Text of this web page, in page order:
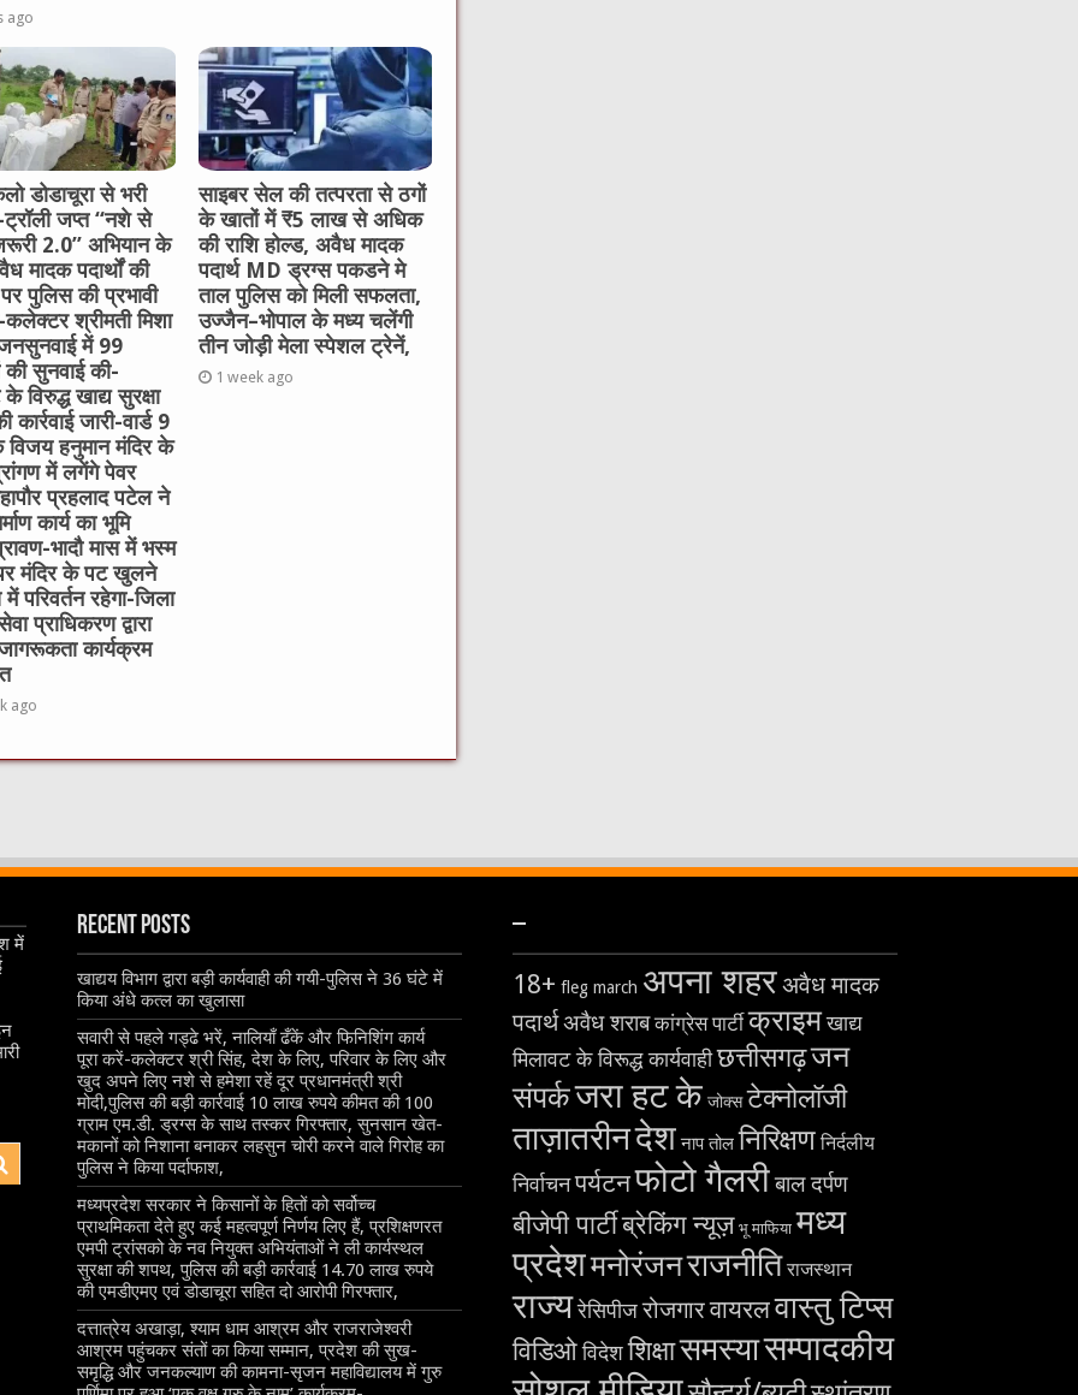
ago
डोडाचूरा से भरी
जप्त “नशे से
2.0” अभियान के
मादक पदार्थों की
पुलिस की प्रभावी
कलेक्टर श्रीमती मिशा
में 99
सुनवाई की-
विरुद्ध खाद्य सुरक्षा
कार्रवाई जारी-वार्ड 9
विजय हनुमान मंदिर के
में लगेंगे पेवर
प्रहलाद पटेल ने
कार्य का भूमि
भादौ मास में भस्म
मंदिर के पट खुलने
परिवर्तन रहेगा-जिला
प्राधिकरण द्वारा
कार्यक्रम
ago
साइबर सेल की तत्परता से ठगों
के खातों में ₹5 लाख से अधिक
की राशि होल्ड, अवैध मादक
पदार्थ MD ड्रग्स पकडने मे
ताल पुलिस को मिली सफलता,
उज्जैन–भोपाल के मध्य चलेंगी
तीन जोड़ी मेला स्पेशल ट्रेनें,
1 week ago
में
Recent Posts
खाद्यय विभाग द्वारा बड़ी कार्यवाही की गयी-पुलिस ने 36 घंटे में
किया अंधे कत्ल का खुलासा
सवारी से पहले गड्ढे भरें, नालियाँ ढँकें और फिनिशिंग कार्य
पूरा करें-कलेक्टर श्री सिंह, देश के लिए, परिवार के लिए और
खुद अपने लिए नशे से हमेशा रहें दूर प्रधानमंत्री श्री
मोदी,पुलिस की बड़ी कार्रवाई 10 लाख रुपये कीमत की 100
ग्राम एम.डी. ड्रग्स के साथ तस्कर गिरफ्तार, सुनसान खेत-
मकानों को निशाना बनाकर लहसुन चोरी करने वाले गिरोह का
पुलिस ने किया पर्दाफाश,
मध्यप्रदेश सरकार ने किसानों के हितों को सर्वोच्च
प्राथमिकता देते हुए कई महत्वपूर्ण निर्णय लिए हैं, प्रशिक्षणरत
एमपी ट्रांसको के नव नियुक्त अभियंताओं ने ली कार्यस्थल
सुरक्षा की शपथ, पुलिस की बड़ी कार्रवाई 14.70 लाख रुपये
की एमडीएमए एवं डोडाचूरा सहित दो आरोपी गिरफ्तार,
दत्तात्रेय अखाड़ा, श्याम धाम आश्रम और राजराजेश्वरी
आश्रम पहुंचकर संतों का किया सम्मान, प्रदेश की सुख-
समृद्धि और जनकल्याण की कामना-सृजन महाविद्यालय में गुरु
–
18+ fleg march अपना शहरअवैध मादक
पदार्थअवैध शराब कांग्रेस पार्टी क्राइमखाद्य
मिलावट के विरूद्ध कार्यवाहीछत्तीसगढ़जन
संपर्कजरा हट के जोक्स टेक्नोलॉजी
ताज़ातरीनदेश नाप तोल निरिक्षण निर्दलीय
निर्वाचनपर्यटनफोटो गैलरीबाल दर्पण
बीजेपी पार्टीब्रेकिंग न्यूज़ भू माफिया मध्य
प्रदेशमनोरंजनराजनीति राजस्थान
राज्यरेसिपीजरोजगारवायरलवास्तु टिप्स
विडिओविदेशशिक्षासमस्यासम्पादकीय